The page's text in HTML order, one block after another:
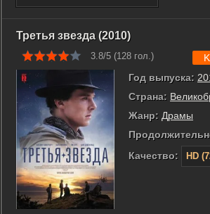
Третья звезда (2010)
3.8/5 (128 гол.)
Год выпуска:
Страна:
Жанр: Драмы
Качество:
HD